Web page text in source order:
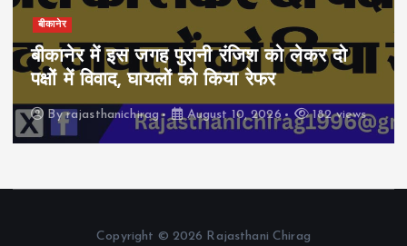
बीकानेर
बीकानेर में इस जगह पुरानी रंजिश को लेकर दो
पक्षों में विवाद, घायलों को किया रेफर
Byrajasthanichirag August 10, 2026 182 views
Copyright © 2026 Rajasthani Chirag